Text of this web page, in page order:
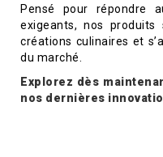
Pensé pour répondre
exigeants, nos
créations culinaires et
du marché.
Explorez dès
nos dernières